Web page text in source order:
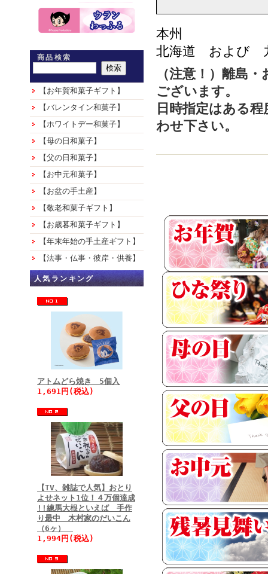
商品検索
【お年賀和菓子ギフト】
【バレンタイン和菓子】
【ホワイトデー和菓子】
【母の日和菓子】
【父の日和菓子】
【お中元和菓子】
【お盆の手土産】
【敬老和菓子ギフト】
【お歳暮和菓子ギフト】
【年末年始の手土産ギフト】
【法事・仏事・彼岸・供養】
人気ランキング
アトムどら焼き 5個入
1,691円(税込)
【TV、雑誌で人気】おとり
よせネット1位！４万個達成
!!練馬大根といえば 手作
り最中 木村家のだいこん
（6ヶ）
1,994円(税込)
本州
北海道 および
（注意！）離島
ございます。
日時指定はある
わせ下さい。